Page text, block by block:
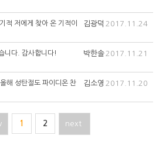
적 저에게 찾아 온 기적이
김광덕 2017.11.24
니다. 감사합니다! 박한솔 2017.11.21
해 성탄절도 파이디온 찬
김소영 2017.11.20
1 2 next